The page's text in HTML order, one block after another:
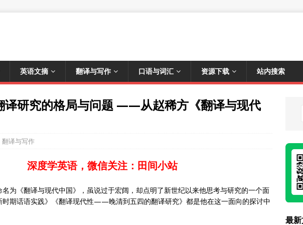
英语文摘 翻译与写作 口语与词汇 资源下载 站内搜索
译研究的格局与问题 ——从赵稀方《翻译与现代
翻译与写作
深度学英语，微信关注：田间小站
为《翻译与现代中国》，虽说过于宏阔，却点明了新世纪以来他思考与研究的一个面
时期话语实践》《翻译现代性——晚清到五四的翻译研究》都是他在这一面向的探讨中
最